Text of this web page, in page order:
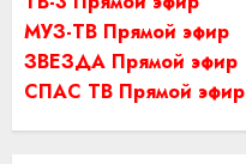
МУЗ-ТВ Прямой эфир
ЗВЕЗДА Прямой эфир
СПАС ТВ Прямой эфир